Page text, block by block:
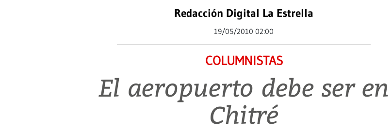
Redacción Digital La Estrella
19/05/2010 02:00
COLUMNISTAS
El aeropuerto debe ser en
Chitré